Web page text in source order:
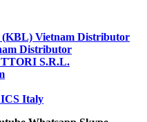
Vietnam Distributor
Distributor
S.R.L.
Italy